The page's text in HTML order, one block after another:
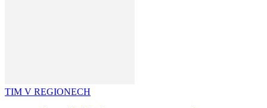
TIM V REGIONECH